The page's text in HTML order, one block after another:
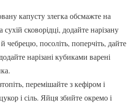
капусту злегка обсмажте на
сковорідці, додайте нарізану
чебрецю, посоліть, поперчіть, дайте
нарізані кубиками варені
перемішайте з кефіром і
і сіль. Яйця збийте окремо і